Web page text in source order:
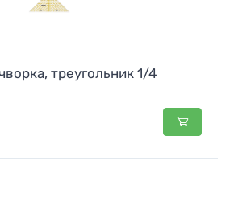
треугольник 1/4